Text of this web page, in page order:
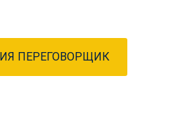
ПЕРЕГОВОРЩИК